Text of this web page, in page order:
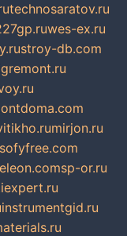
technosaratov.ru
wes-ex.ru
stroy-db.com
mirjon.ru
sp-or.ru
instrumentgid.ru